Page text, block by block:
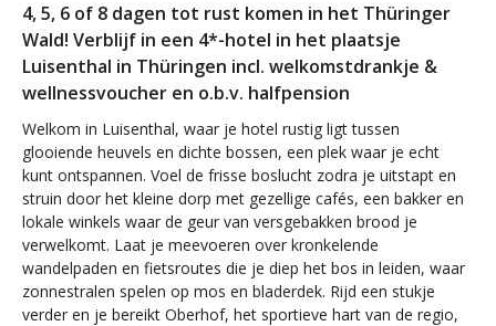
4, 5, 6 of 8 dagen tot rust komen in het Thüringer
Wald! Verblijf in een 4*-hotel in het plaatsje
Luisenthal in Thüringen incl. welkomstdrankje &
wellnessvoucher en o.b.v. halfpension
Welkom in Luisenthal, waar je hotel rustig ligt tussen
glooiende heuvels en dichte bossen, een plek waar je echt
kunt ontspannen. Voel de frisse boslucht zodra je uitstapt en
struin door het kleine dorp met gezellige cafés, een bakker en
lokale winkels waar de geur van versgebakken brood je
verwelkomt. Laat je meevoeren over kronkelende
wandelpaden en fietsroutes die je diep het bos in leiden, waar
zonnestralen spelen op mos en bladerdek. Rijd een stukje
verder en je bereikt Oberhof, het sportieve hart van de regio,